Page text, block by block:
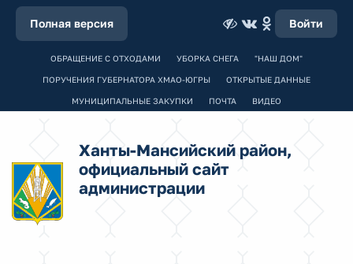
Полная версия Войти
ОБРАЩЕНИЕ С ОТХОДАМИ УБОРКА СНЕГА "НАШ ДОМ"
ПОРУЧЕНИЯ ГУБЕРНАТОРА ХМАО-ЮГРЫ ОТКРЫТЫЕ ДАННЫЕ
МУНИЦИПАЛЬНЫЕ ЗАКУПКИ ПОЧТА ВИДЕО
Ханты-Мансийский район,
официальный сайт
администрации